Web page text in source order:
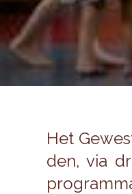
Het
den, via